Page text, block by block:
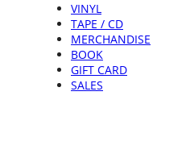
VINYL
TAPE / CD
MERCHANDISE
BOOK
GIFT CARD
SALES